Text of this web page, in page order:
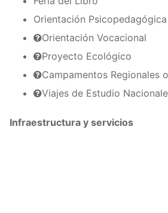
Orientación Psicopedagógica
Orientación Vocacional
Proyecto Ecológico
Campamentos Regionales
Viajes de Estudio
Infraestructura y servicios